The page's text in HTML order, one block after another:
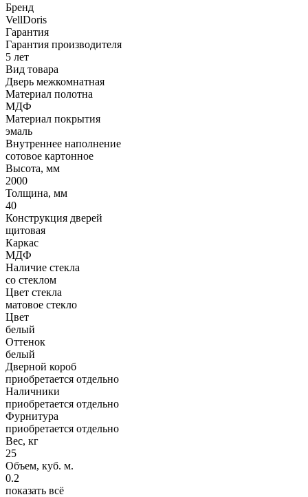
Бренд
VellDoris
Гарантия
Гарантия производителя
5 лет
Вид товара
Дверь межкомнатная
Материал полотна
МДФ
Материал покрытия
эмаль
Внутреннее наполнение
сотовое картонное
Высота, мм
2000
Толщина, мм
40
Конструкция дверей
щитовая
Каркас
МДФ
Наличие стекла
со стеклом
Цвет стекла
матовое стекло
Цвет
белый
Оттенок
белый
Дверной короб
приобретается отдельно
Наличники
приобретается отдельно
Фурнитура
приобретается отдельно
Вес, кг
25
Объем, куб. м.
0.2
показать всё